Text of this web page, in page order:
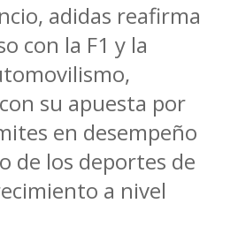
adidas reafirma
con la F1 y la
su apuesta por
en desempeño
de los deportes de
a nivel